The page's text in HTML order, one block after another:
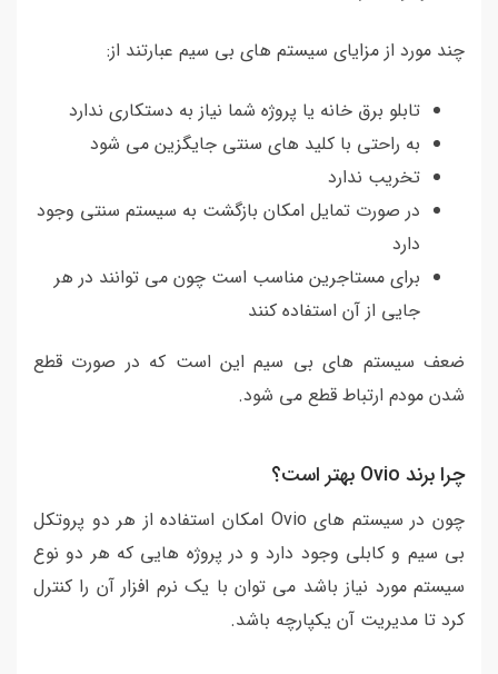
چند مورد از مزایای سیستم های بی سیم عبارتند از:
تابلو برق خانه یا پروژه شما نیاز به دستکاری ندارد
به راحتی با کلید های سنتی جایگزین می شود
تخریب ندارد
در صورت تمایل امکان بازگشت به سیستم سنتی وجود
دارد
برای مستاجرین مناسب است چون می توانند در هر
جایی از آن استفاده کنند
ضعف سیستم های بی سیم این است که در صورت قطع
شدن مودم ارتباط قطع می شود.
چرا برند Ovio بهتر است؟
چون در سیستم های Ovio امکان استفاده از هر دو پروتکل
بی سیم و کابلی وجود دارد و در پروژه هایی که هر دو نوع
سیستم مورد نیاز باشد می توان با یک نرم افزار آن را کنترل
کرد تا مدیریت آن یکپارچه باشد.